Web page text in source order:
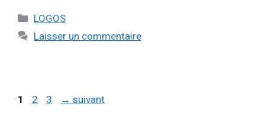
LOGOS
Laisser un commentaire
1 2 3 → suivant